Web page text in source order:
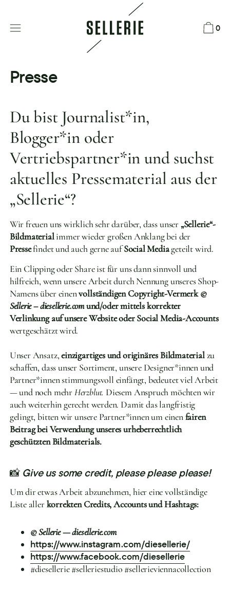
Inhalt
0
Presse
Du bist Journalist*in,
Blogger*in oder
Vertriebspartner*in und suchst
aktuelles Pressematerial aus der
„Sellerie“?
Wir freuen uns wirklich sehr darüber, dass unser„Sellerie“-
Bildmaterialimmer wieder großen Anklang bei der
Pressefindet und auch gerne aufSocial Mediageteilt wird.
Ein Clipping oder Share ist für uns dann sinnvoll und
hilfreich, wenn unsere Arbeit durch Nennung unseres Shop-
Namens über einenvollständigen Copyright-Vermerk©
Sellerie – diesellerie.comund/oder mittels korrekter
Verlinkung auf unsere Website oder Social Media-Accounts
wertgeschätzt wird.
Unser Ansatz,einzigartiges und originäres Bildmaterialzu
schaffen, dass unser Sortiment, unsere Designer*innen und
Partner*innen stimmungsvoll einfängt, bedeutet viel Arbeit
—und noch mehrHerzblut. Diesem Anspruch möchten wir
auch weiterhin gerecht werden. Damit das langfristig
gelingt, bitten wir unsere Partner*innen um einenfairen
Beitrag bei Verwendung unseres urheberrechtlich
geschützten Bildmaterials.
📸 Give us some credit, please please please!
Um dir etwas Arbeit abzunehmen, hier eine vollständige
Liste allerkorrekten Credits, Accounts und Hashtags:
© Sellerie — diesellerie.com
https://www.instagram.com/diesellerie/
https://www.facebook.com/diesellerie
#diesellerie #selleriestudio #sellerieviennacollection